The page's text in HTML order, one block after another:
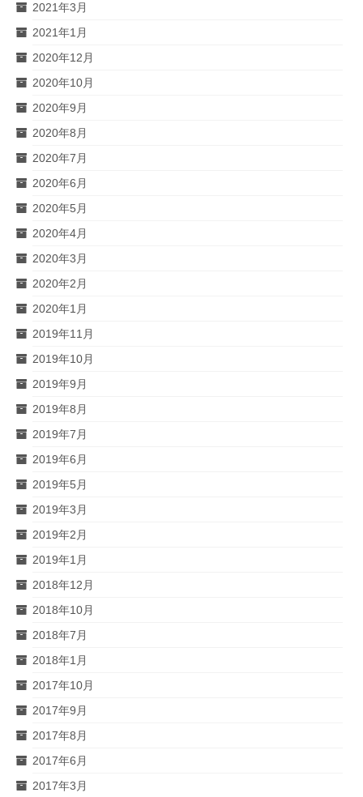
2021年3月
2021年1月
2020年12月
2020年10月
2020年9月
2020年8月
2020年7月
2020年6月
2020年5月
2020年4月
2020年3月
2020年2月
2020年1月
2019年11月
2019年10月
2019年9月
2019年8月
2019年7月
2019年6月
2019年5月
2019年3月
2019年2月
2019年1月
2018年12月
2018年10月
2018年7月
2018年1月
2017年10月
2017年9月
2017年8月
2017年6月
2017年3月